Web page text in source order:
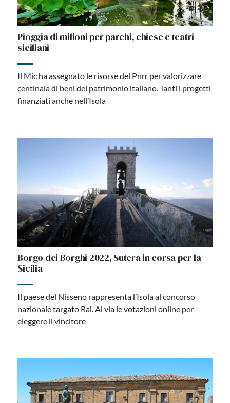
Pioggia di milioni per parchi, chiese e teatri
siciliani
Il Mic ha assegnato le risorse del Pnrr per valorizzare
centinaia di beni del patrimonio italiano. Tanti i progetti
finanziati anche nell’Isola
Borgo dei Borghi 2022, Sutera in corsa per la
Sicilia
Il paese del Nisseno rappresenta l’Isola al concorso
nazionale targato Rai. Al via le votazioni online per
eleggere il vincitore